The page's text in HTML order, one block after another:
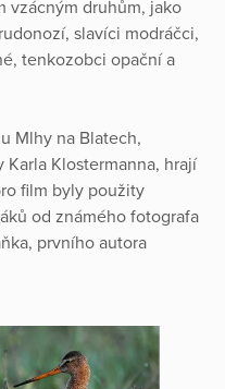
vzácným druhům, jako
slavíci modráčci,
tenkozobci opační a
Mlhy na Blatech,
Karla Klostermanna, hrají
film byly použity
od známého fotografa
prvního autora